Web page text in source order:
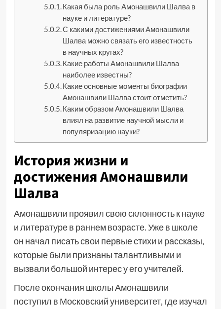
Какая была роль Амонашвили Шалва в
науке и литературе?
С какими достижениями Амонашвили
Шалва можно связать его известность
в научных кругах?
Какие работы Амонашвили Шалва
наиболее известны?
Какие основные моменты биографии
Амонашвили Шалва стоит отметить?
Каким образом Амонашвили Шалва
влиял на развитие научной мысли и
популяризацию науки?
История жизни и
достижения Амонашвили
Шалва
Амонашвили проявил свою склонность к науке
и литературе в раннем возрасте. Уже в школе
он начал писать свои первые стихи и рассказы,
которые были признаны талантливыми и
вызвали большой интерес у его учителей.
После окончания школы Амонашвили
поступил в Московский университет, где изучал